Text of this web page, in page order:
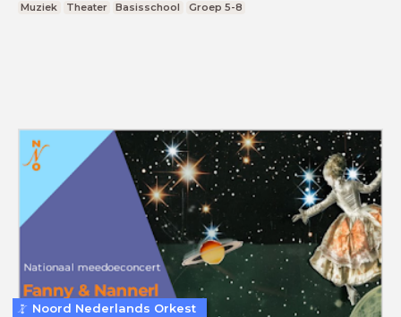
Muziek Theater Basisschool Groep 5-8
Noord Nederlands Orkest